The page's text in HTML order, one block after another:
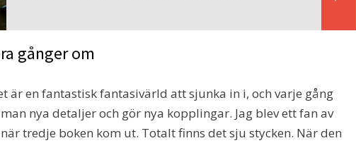
gånger om
är en fantastisk fantasivärld att sjunka in i, och varje gång
nya detaljer och gör nya kopplingar. Jag blev ett fan av
tredje boken kom ut. Totalt finns det sju stycken. När den